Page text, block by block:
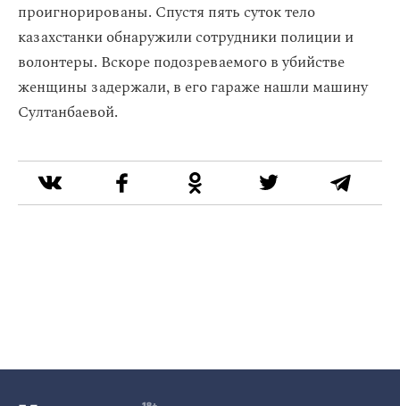
проигнорированы. Спустя пять суток тело
казахстанки обнаружили сотрудники полиции и
волонтеры. Вскоре подозреваемого в убийстве
женщины задержали, в его гараже нашли машину
Султанбаевой.